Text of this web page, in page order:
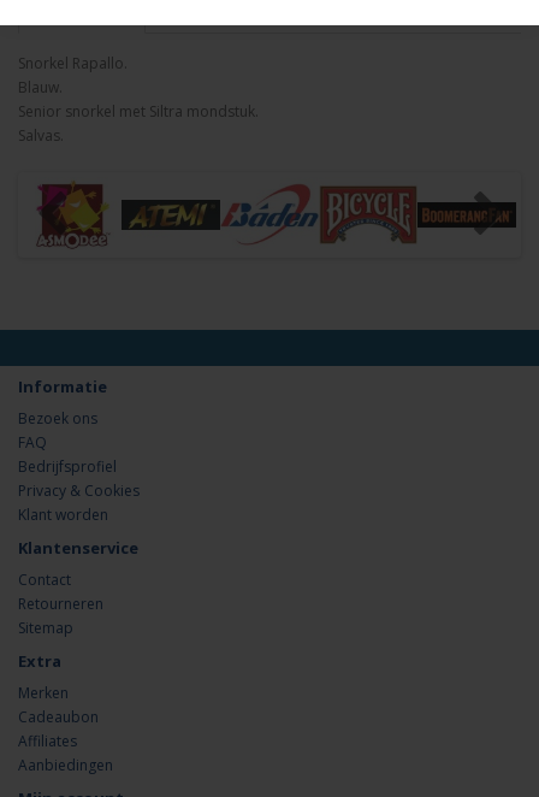
Snorkel Rapallo.
Blauw.
Senior snorkel met Siltra mondstuk.
Salvas.
Informatie
Bezoek ons
FAQ
Bedrijfsprofiel
Privacy & Cookies
Klant worden
Klantenservice
Contact
Retourneren
Sitemap
Extra
Merken
Cadeaubon
Affiliates
Aanbiedingen